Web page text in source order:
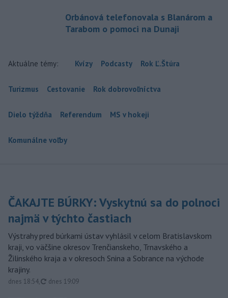
Orbánová telefonovala s Blanárom a
Tarabom o pomoci na Dunaji
Aktuálne témy: Kvízy Podcasty Rok Ľ.Štúra
Turizmus Cestovanie Rok dobrovoľníctva
Dielo týždňa Referendum MS v hokeji
Komunálne voľby
ČAKAJTE BÚRKY: Vyskytnú sa do polnoci
najmä v týchto častiach
Výstrahy pred búrkami ústav vyhlásil v celom Bratislavskom
kraji, vo väčšine okresov Trenčianskeho, Trnavského a
Žilinského kraja a v okresoch Snina a Sobrance na východe
krajiny.
dnes 18:54, aktualizované
dnes 19:09